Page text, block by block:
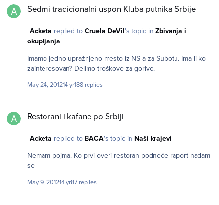
Sedmi tradicionalni uspon Kluba putnika Srbije
Acketa replied to Cruela DeVil's topic in Zbivanja i
okupljanja
Imamo jedno upražnjeno mesto iz NS-a za Subotu. Ima li ko
zainteresovan? Delimo troškove za gorivo.
May 24, 201214 yr188 replies
Restorani i kafane po Srbiji
Acketa replied to BACA's topic in Naši krajevi
Nemam pojma. Ko prvi overi restoran podneće raport nadam
se
May 9, 201214 yr87 replies